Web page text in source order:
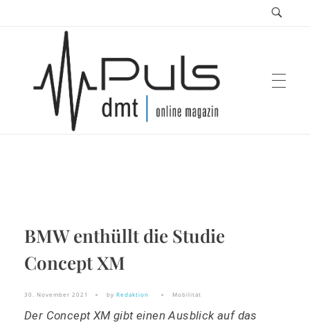
BMW enthüllt die Studie
Concept XM
30. November 2021 by Redaktion Mobilität
Der Concept XM gibt einen Ausblick auf das